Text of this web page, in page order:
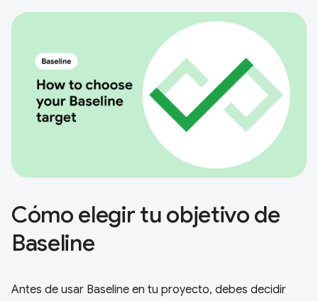
Cómo elegir tu objetivo de
Baseline
Antes de usar Baseline en tu proyecto, debes decidir